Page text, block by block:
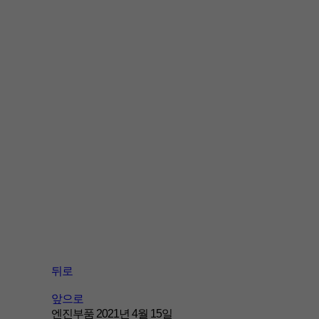
뒤로
앞으로
엔진부품 2021년 4월 15일